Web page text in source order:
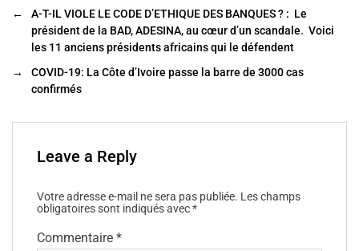
c
e
b
o
o
tt
er
ai
l
ta
g
er
←
A-T-IL VIOLE LE CODE D’ETHIQUE DES BANQUES ? : Le
président de la BAD, ADESINA, au cœur d’un scandale. Voici
les 11 anciens présidents africains qui le défendent
→
COVID-19: La Côte d’Ivoire passe la barre de 3000 cas
confirmés
Leave a Reply
Votre adresse e-mail ne sera pas publiée. Les champs
obligatoires sont indiqués avec*
Commentaire *